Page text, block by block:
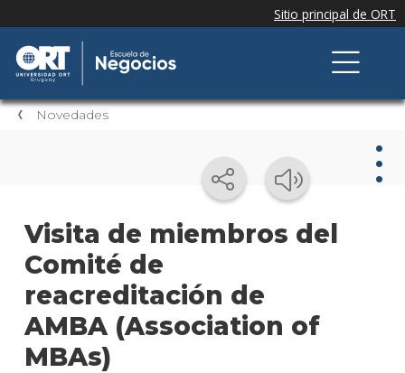
Novedades
Visita de miembros del
Comité de
reacreditación de
AMBA (Association of
MBAs)